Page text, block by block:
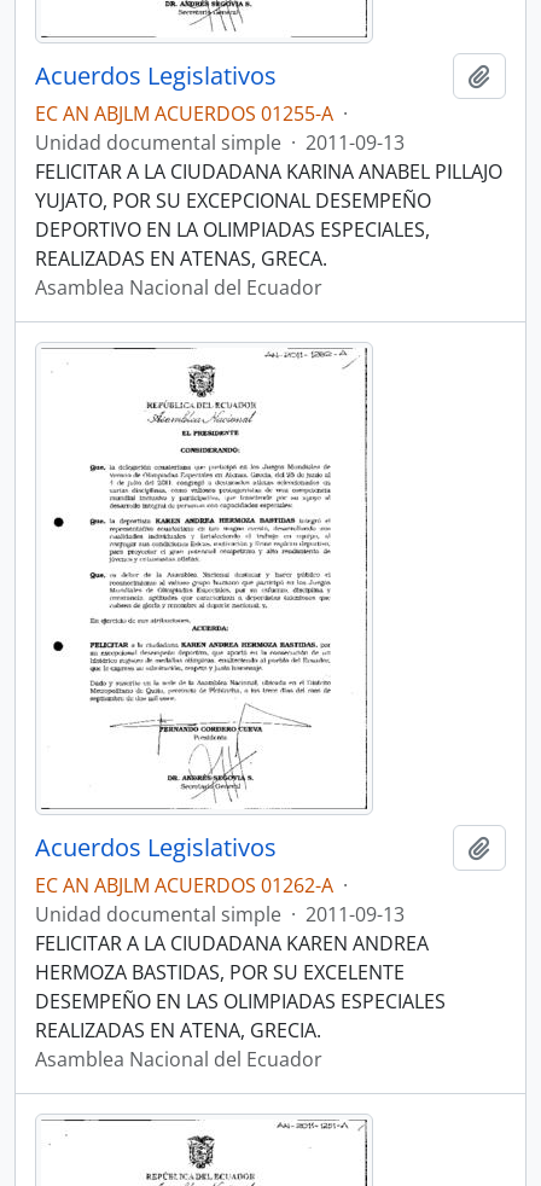
Acuerdos Legislativos
EC AN ABJLM ACUERDOS 01255-A ·
Unidad documental simple · 2011-09-13
FELICITAR A LA CIUDADANA KARINA ANABEL PILLAJO
YUJATO, POR SU EXCEPCIONAL DESEMPEÑO
DEPORTIVO EN LA OLIMPIADAS ESPECIALES,
REALIZADAS EN ATENAS, GRECA.
Asamblea Nacional del Ecuador
Acuerdos Legislativos
EC AN ABJLM ACUERDOS 01262-A ·
Unidad documental simple · 2011-09-13
FELICITAR A LA CIUDADANA KAREN ANDREA
HERMOZA BASTIDAS, POR SU EXCELENTE
DESEMPEÑO EN LAS OLIMPIADAS ESPECIALES
REALIZADAS EN ATENA, GRECIA.
Asamblea Nacional del Ecuador